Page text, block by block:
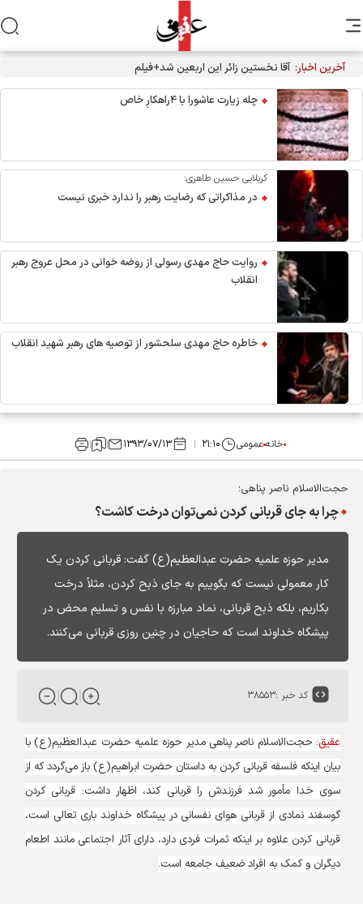
آخرین اخبار: آقا نخستین زائر این اربعین شد+فیلم
چله زیارت عاشورا با ۴راهکارِ خاص
کربلایی حسین طاهری:
در مذاکراتی که رضایت رهبر را ندارد خبری نیست
روایت حاج مهدی رسولی از روضه خوانی در محل عروج رهبر
انقلاب
خاطره حاج مهدی سلحشور از توصیه های رهبر شهید انقلاب
خانهعمومی ۲۱:۱۰ ۱۳۹۳/۰۷/۱۳
حجت‌الاسلام ناصر پناهی؛
چرا به جای قربانی ‌کردن نمی‌توان درخت کاشت؟
مدیر حوزه علمیه حضرت عبدالعظیم(ع) گفت: قربانی‌ کردن یک
کار معمولی نیست که بگوییم به جای ذبح کردن، مثلاً درخت
بکاریم، بلکه ذبح قربانی، نماد مبارزه با نفس و تسلیم محض در
پیشگاه خداوند است که حاجیان در چنین روزی قربانی می‌کنند.
کد خبر :۳۸۵۵۳
عقیق: حجت‌الاسلام ناصر پناهی مدیر حوزه علمیه حضرت عبدالعظیم(ع) با
بیان اینکه فلسفه قربانی کردن به داستان حضرت ابراهیم(ع) باز می‌گردد که از
سوی خدا مأمور شد فرزندش را قربانی کند، اظهار داشت: قربانی کردن
گوسفند نمادی از قربانی هوای نفسانی در پیشگاه خداوند باری تعالی است،
قربانی کردن علاوه بر اینکه ثمرات فردی دارد، دارای آثار اجتماعی مانند اطعام
دیگران و کمک به افراد ضعیف جامعه است.